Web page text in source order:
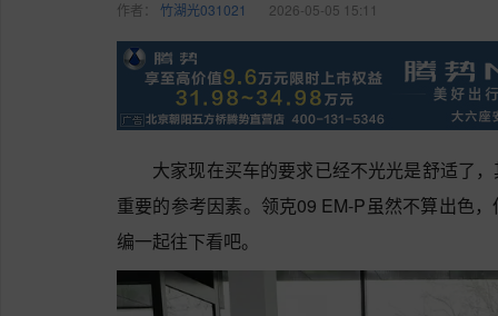
作者： 竹湖光031021 2026-05-05 15:11
大家现在买车的要求已经不光光是舒适了
重要的参考因素。领克09 EM-P虽然不算出色
编一起往下看吧。